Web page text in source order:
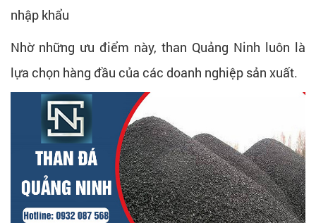
nhập khẩu
Nhờ những ưu điểm này, than Quảng Ninh luôn là
lựa chọn hàng đầu của các doanh nghiệp sản xuất.